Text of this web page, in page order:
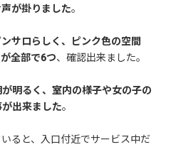
が掛りました。
サロらしく、ピンク色の空間
全部で6つ、確認出来ました。
明るく、室内の様子や女の子の
出来ました。
ると、入口付近でサービス中だ